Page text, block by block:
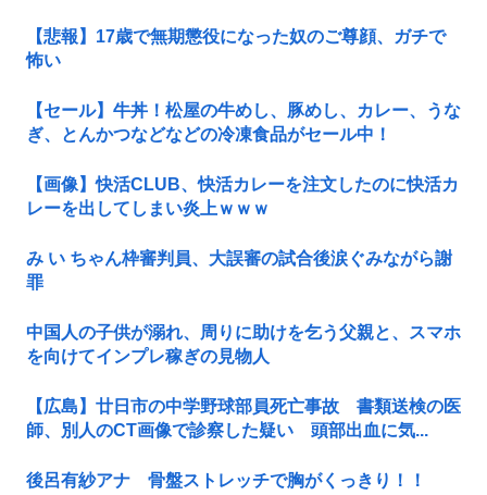
【悲報】17歳で無期懲役になった奴のご尊顔、ガチで
怖い
【セール】牛丼！松屋の牛めし、豚めし、カレー、うな
ぎ、とんかつなどなどの冷凍食品がセール中！
【画像】快活CLUB、快活カレーを注文したのに快活カ
レーを出してしまい炎上ｗｗｗ
み い ちゃん枠審判員、大誤審の試合後涙ぐみながら謝
罪
中国人の子供が溺れ、周りに助けを乞う父親と、スマホ
を向けてインプレ稼ぎの見物人
【広島】廿日市の中学野球部員死亡事故 書類送検の医
師、別人のCT画像で診察した疑い 頭部出血に気...
後呂有紗アナ 骨盤ストレッチで胸がくっきり！！